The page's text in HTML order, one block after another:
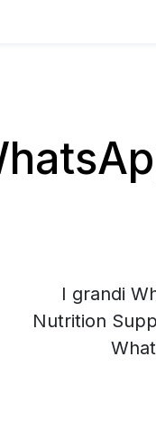
I grandi
Nutrition